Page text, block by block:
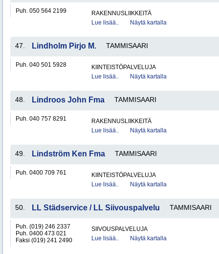
Puh. 050 564 2199
RAKENNUSLIIKKEITÄ
Lue lisää..
Näytä kartalla
47. Lindholm Pirjo M. TAMMISAARI
Puh. 040 501 5928
KIINTEISTÖPALVELUJA
Lue lisää..
Näytä kartalla
48. Lindroos John Fma TAMMISAARI
Puh. 040 757 8291
RAKENNUSLIIKKEITÄ
Lue lisää..
Näytä kartalla
49. Lindström Ken Fma TAMMISAARI
Puh. 0400 709 761
KIINTEISTÖPALVELUJA
Lue lisää..
Näytä kartalla
50. LL Städservice / LL Siivouspalvelu TAMMISAARI
Puh. (019) 246 2337
Puh. 0400 473 021
Faksi (019) 241 2490
SIIVOUSPALVELUJA
Lue lisää..
Näytä kartalla